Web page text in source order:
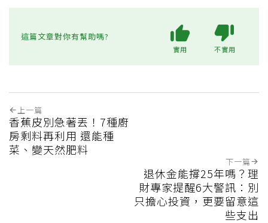
這篇文章對你有幫助嗎?
實用 不實用
上一篇
香蕉皮別急著丟！7種廚
房剩料再利用 還能種
菜、變天然肥料
下一篇
退休金能撐25年嗎？理
財專家提醒6大警訊：別
只擔心投資，更要留意這
些支出